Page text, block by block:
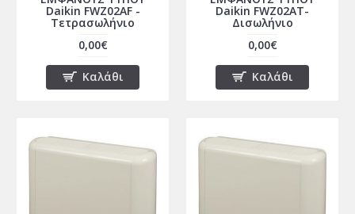
Daikin FWZ02AF -
Τετρασωλήνιο
0,00€
Καλάθι
Daikin FWZ02AT-
Δισωλήνιο
0,00€
Καλάθι